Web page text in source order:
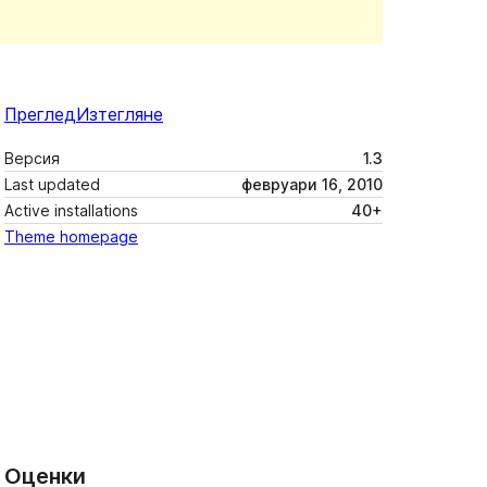
ПрегледИзтегляне
Версия
1.3
Last updated
февруари 16, 2010
Active installations
40+
Theme homepage
Оценки